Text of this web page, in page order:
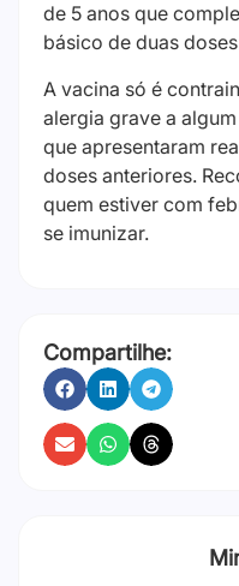
de 5 anos que
básico de duas
A vacina só é
alergia grave a
que apresentaram
doses anteriores.
quem estiver com
se imunizar.
Compartilhe: